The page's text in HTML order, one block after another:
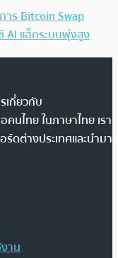
าร Bitcoin Swap
AI แฮ็กระบบพุ่งสูง
เกี่ยวกับ
นไทย ในภาษาไทย เรา
ดต่างประเทศและนำมา
าน